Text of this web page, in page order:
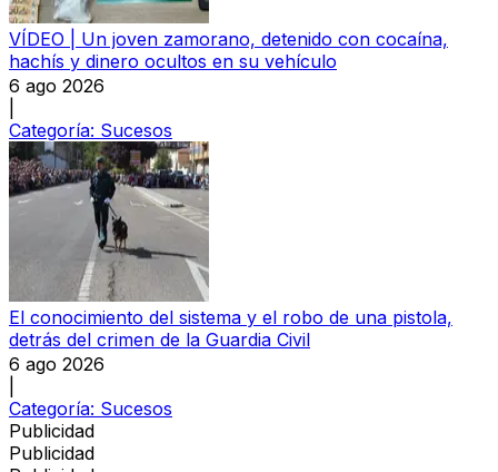
VÍDEO | Un joven zamorano, detenido con cocaína,
hachís y dinero ocultos en su vehículo
6 ago 2026
Categoría: Sucesos
El conocimiento del sistema y el robo de una pistola,
detrás del crimen de la Guardia Civil
6 ago 2026
Categoría: Sucesos
Publicidad
Publicidad